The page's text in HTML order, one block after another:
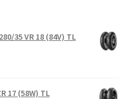
35 VR 18 (84V) TL
17 (58W) TL